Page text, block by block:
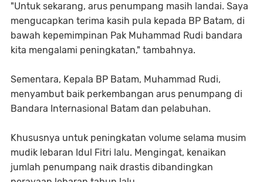
"Untuk sekarang, arus penumpang masih landai. Saya
mengucapkan terima kasih pula kepada BP Batam, di
bawah kepemimpinan Pak Muhammad Rudi bandara
kita mengalami peningkatan," tambahnya.
Sementara, Kepala BP Batam, Muhammad Rudi,
menyambut baik perkembangan arus penumpang di
Bandara Internasional Batam dan pelabuhan.
Khususnya untuk peningkatan volume selama musim
mudik lebaran Idul Fitri lalu. Mengingat, kenaikan
jumlah penumpang naik drastis dibandingkan